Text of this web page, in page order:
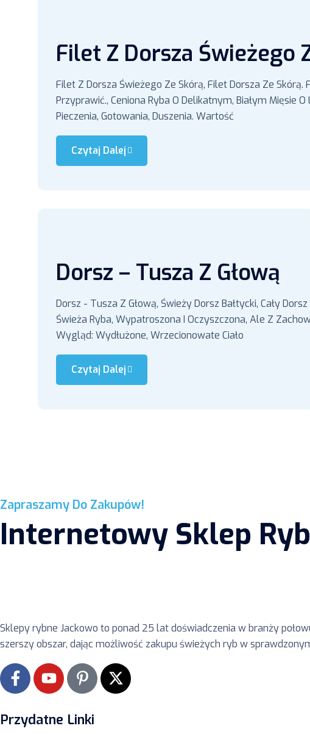
Filet Z Dorsza Świeżego
Filet Z Dorsza Świeżego Ze Skórą, Filet Dorsza Ze
Przyprawić., Ceniona Ryba O Delikatnym, Białym Mięsie
Pieczenia, Gotowania, Duszenia. Wartość
Czytaj Dalej
Dorsz – Tusza Z Głową
Dorsz - Tusza Z Głową, Świeży Dorsz Bałtycki, Cały
Świeża Ryba, Wypatroszona I Oczyszczona, Ale Z
Wygląd: Wydłużone, Wrzecionowate Ciało
Czytaj Dalej
Zapraszamy Do Zakupów!
Internetowy Sklep
Sklepy rybne Jackowo to ponad 25 lat doświadczenia w branży
szerszy obszar, dając możliwość zakupu świeżych ryb w
Przydatne Linki